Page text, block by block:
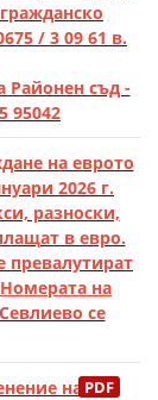
/ 3 09 61 в.
Районен съд -
95042
на еврото
2026 г.
разноски,
в евро.
превалутират
Номерата на
се
на